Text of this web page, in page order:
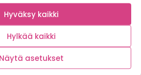
Hyväksy kaikki
Hylkää kaikki
Näytä asetuksetuutiskirje